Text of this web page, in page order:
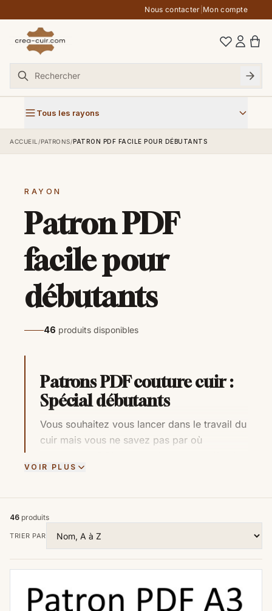
Nous contacter Mon compte
Tous les rayons
ACCUEIL /PATRONS/PATRON PDF FACILE POUR DÉBUTANTS
RAYON
Patron PDF
facile pour
débutants
46 produits disponibles
Patrons PDF couture cuir :
Spécial débutants
Vous souhaitez vous lancer dans le travail du
cuir mais vous ne savez pas par où
depatrons PDF de maroquinerie niveau
nous avons conçu des modèles simples,
élégants et accessibles à tous.
Chaque patron est pensé pour vous offrir
une expérience de création fluide et
gratifiante. En téléchargeant nos fichiers,
vous accédez à des designs épurés qui
VOIR PLUS
46 produits
TRIER PAR